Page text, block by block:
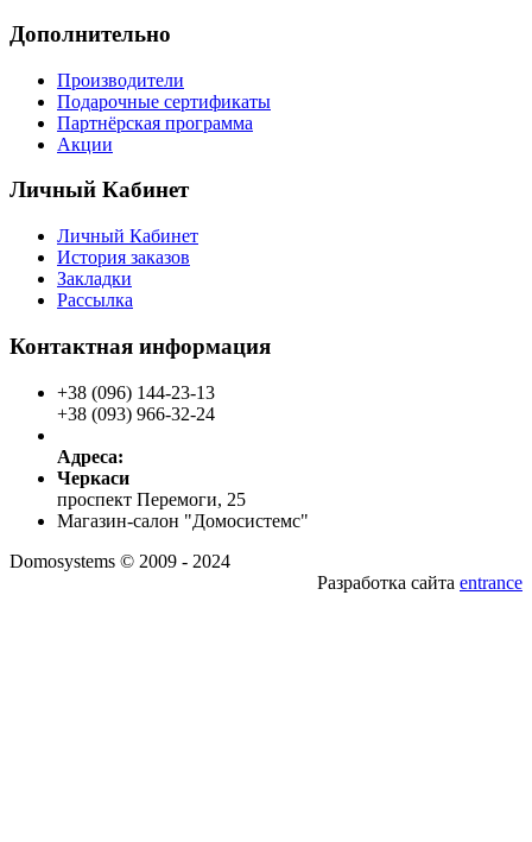
Дополнительно
Производители
Подарочные сертификаты
Партнёрская программа
Акции
Личный Кабинет
Личный Кабинет
История заказов
Закладки
Рассылка
Контактная информация
+38 (096) 144-23-13
+38 (093) 966-32-24
Адреса:
Черкаси
проспект Перемоги, 25
Магазин-салон "Домосистемс"
Domosystems © 2009 - 2024
Разработка сайта entrance